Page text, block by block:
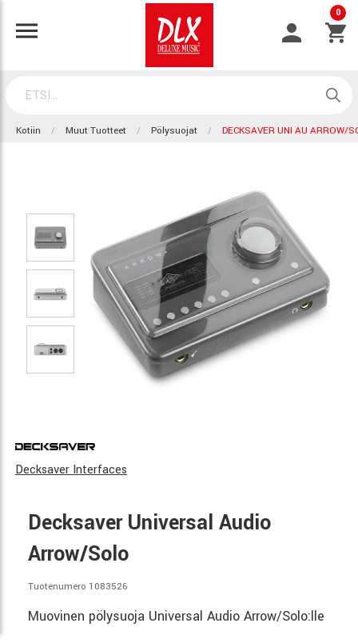
0
Kotiin Muut Tuotteet Pölysuojat DECKSAVER UNI AU ARROW/
Decksaver Interfaces
Decksaver Universal Audio
Arrow/Solo
Tuotenumero 1083526
Muovinen pölysuoja Universal Audio Arrow/Solo:lle